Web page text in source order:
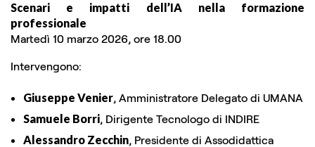
Scenari e impatti dell’IA nella formazione
professionale
Martedì 10 marzo 2026, ore 18.00
Intervengono:
Giuseppe Venier, Amministratore Delegato di UMANA
Samuele Borri, Dirigente Tecnologo di INDIRE
Alessandro Zecchin, Presidente di Assodidattica